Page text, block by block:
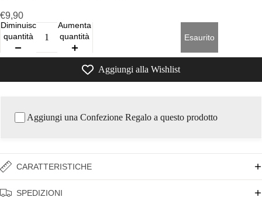
€9,90
Diminuisci
quantità
Aumenta
quantità
Esaurito
Aggiungi alla Wishlist
Aggiungi una Confezione Regalo a questo prodotto
CARATTERISTICHE
SPEDIZIONI